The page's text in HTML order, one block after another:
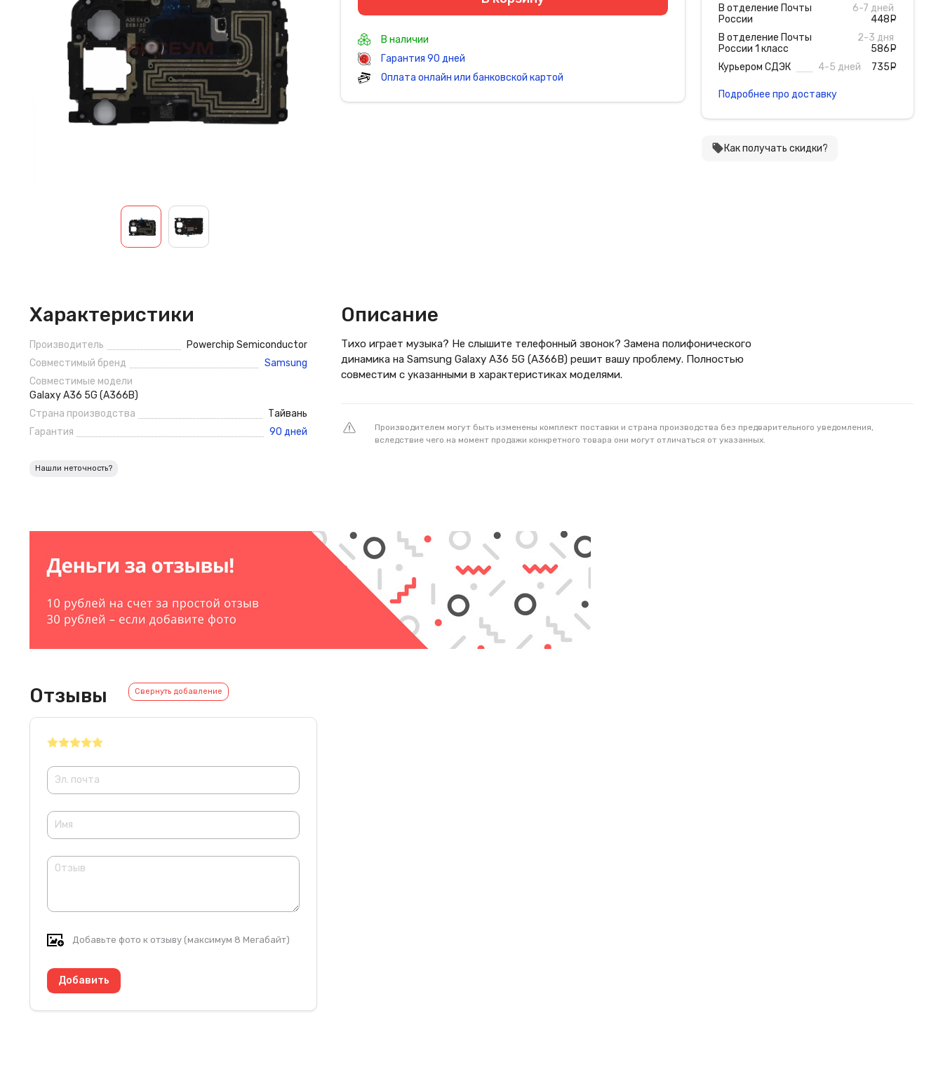
В наличии
Гарантия 90 дней
Оплата онлайн или банковской картой
В отделение Почты
России
6-7 дней
448
В отделение Почты
России 1 класс
2-3 дня
586
Курьером СДЭК
4-5 дней 735
Подробнее про доставку
local_offerКак получать скидки?
Характеристики
Производитель
Powerchip Semiconductor
Совместимый бренд
Samsung
Совместимые модели
Galaxy A36 5G (A366B)
Страна производства
Тайвань
Гарантия
90 дней
Нашли неточность?
Описание
Тихо играет музыка? Не слышите телефонный звонок? Замена полифонического
динамика на Samsung Galaxy A36 5G (A366B) решит вашу проблему. Полностью
совместим с указанными в характеристиках моделями.
Производителем могут быть изменены комплект поставки и страна производства без предварительного уведомления,
вследствие чего на момент продажи конкретного товара они могут отличаться от указанных.
Отзывы Свернуть добавление
Добавьте фото к отзыву (максимум 8 Мегабайт)